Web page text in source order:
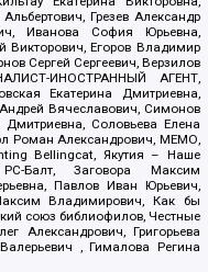
Грезев Александр
Иванова София Юрьевна,
Викторович, Егоров Владимир
Сергей Сергеевич, Верзилов
ИНОСТРАННЫЙ АГЕНТ,
Екатерина Дмитриевна,
Вячеславович, Симонов
Дмитриевна, Соловьева Елена
Роман Александрович, МЕМО,
Bellingcat, Якутия – Наше
Балт, Заговора Максим
Павлов Иван Юрьевич,
Владимирович, Как бы
союз библиофилов, Честные
Александрович, Григорьева
, Гималова Регина